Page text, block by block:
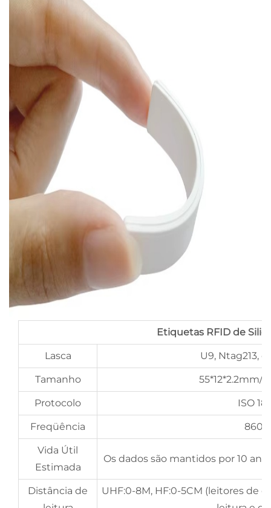
Etiquetas RFID de
Lasca U9, Ntag213,
Tamanho 55*12*2.2mm/
Protocolo ISO
Freqüência 860-
Vida Útil
Estimada
Os dados são mantidos por 10
Distância de
UHF:0-8M, HF:0-5CM (leitores de